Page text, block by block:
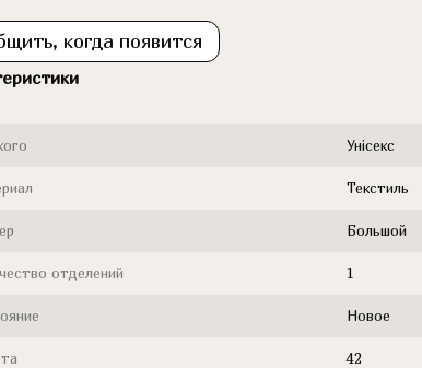
когда появится
Унісекс
Текстиль
Большой
отделений 1
Новое
42